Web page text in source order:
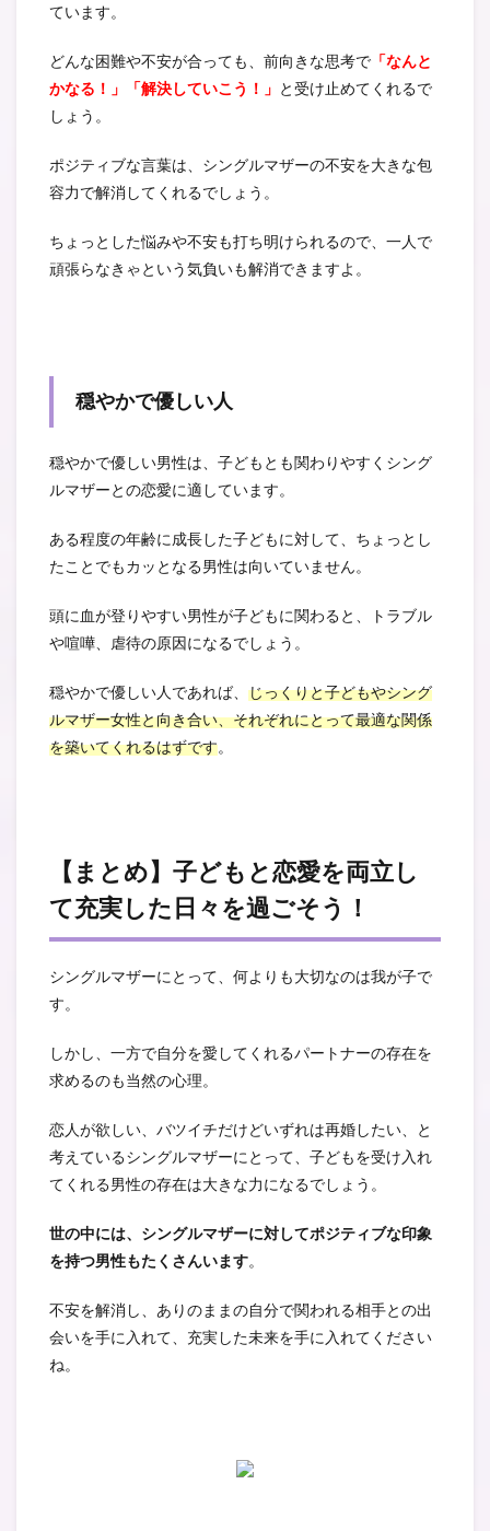
ています。
どんな困難や不安が合っても、前向きな思考で 「なんと
かなる！」「解決していこう！」 と受け止めてくれるで
しょう。
ポジティブな言葉は、シングルマザーの不安を大きな包
容力で解消してくれるでしょう。
ちょっとした悩みや不安も打ち明けられるので、一人で
頑張らなきゃという気負いも解消できますよ。
穏やかで優しい人
穏やかで優しい男性は、子どもとも関わりやすくシング
ルマザーとの恋愛に適しています。
ある程度の年齢に成長した子どもに対して、ちょっとし
たことでもカッとなる男性は向いていません。
頭に血が登りやすい男性が子どもに関わると、トラブル
や喧嘩、虐待の原因になるでしょう。
穏やかで優しい人であれば、 じっくりと子どもやシング
ルマザー女性と向き合い、それぞれにとって最適な関係
を築いてくれるはずです。
【まとめ】子どもと恋愛を両立し
て充実した日々を過ごそう！
シングルマザーにとって、何よりも大切なのは我が子で
す。
しかし、一方で自分を愛してくれるパートナーの存在を
求めるのも当然の心理。
恋人が欲しい、バツイチだけどいずれは再婚したい、と
考えているシングルマザーにとって、子どもを受け入れ
てくれる男性の存在は大きな力になるでしょう。
世の中には、シングルマザーに対してポジティブな印象
を持つ男性もたくさんいます。
不安を解消し、ありのままの自分で関われる相手との出
会いを手に入れて、充実した未来を手に入れてください
ね。